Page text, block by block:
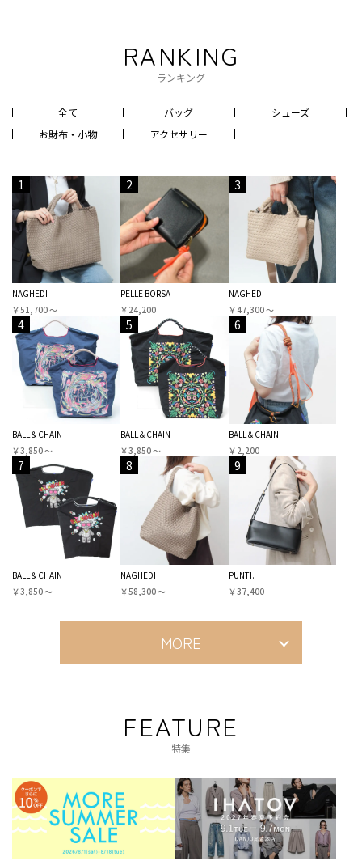
RANKING
ランキング
全て バッグ
シューズ
お財布・小物
アクセサリー
1
NAGHEDI
￥51,700 〜
2
PELLE BORSA
￥24,200
3
NAGHEDI
￥47,300 〜
4
BALL＆CHAIN
￥3,850 〜
5
BALL＆CHAIN
￥3,850 〜
6
BALL＆CHAIN
￥2,200
7
BALL＆CHAIN
￥3,850 〜
8
NAGHEDI
￥58,300 〜
9
PUNTI.
￥37,400
MORE
FEATURE
特集